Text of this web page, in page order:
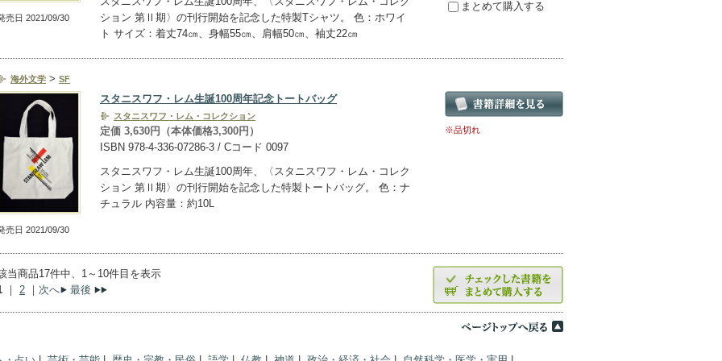
売日 2021/09/30
ション 第Ⅱ期〉の刊行開始を記念した特製Tシャツ。 色：ホワイ
ト サイズ：着丈74㎝、身幅55㎝、肩幅50㎝、袖丈22㎝
まとめて購入する
海外文学 > SF
売日 2021/09/30
スタニスワフ・レム生誕100周年記念トートバッグ
スタニスワフ・レム・コレクション
定価 3,630円（本体価格3,300円）
ISBN 978-4-336-07286-3 / Cコード 0097
スタニスワフ・レム生誕100周年、〈スタニスワフ・レム・コレク
ション 第Ⅱ期〉の刊行開始を記念した特製トートバッグ。 色：ナ
チュラル 内容量：約10L
※品切れ
当商品17件中、1～10件目を表示
｜ 2 ｜ 次へ 最後